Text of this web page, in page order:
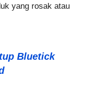
yang rosak atau
Bluetick